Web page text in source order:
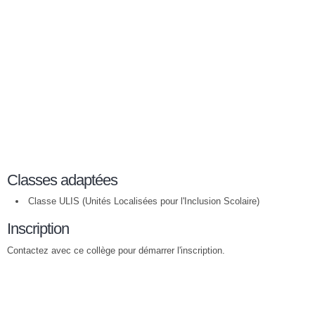
Classes adaptées
Classe ULIS (Unités Localisées pour l'Inclusion Scolaire)
Inscription
Contactez avec ce collège pour démarrer l'inscription.